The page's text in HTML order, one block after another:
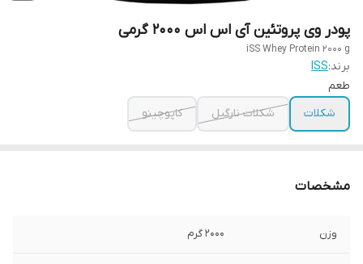
پودر وی پروتئین آی اس اس 2000 گرمی
iSS Whey Protein 2000 g
برند:ISS
طعم
شکلات
شکلات نارگیل کاپوچینو
مشخصات
وزن 2000 گرم